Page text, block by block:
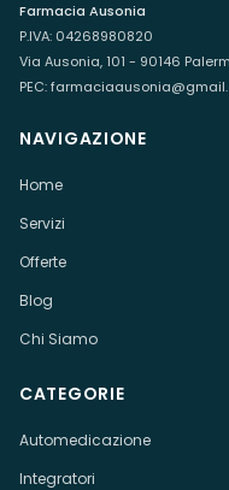
Farmacia Ausonia
P.IVA: 04268980820
Via Ausonia, 101 - 90146
PEC:
NAVIGAZIONE
Home
Servizi
Offerte
Blog
Chi Siamo
CATEGORIE
Automedicazione
Integratori